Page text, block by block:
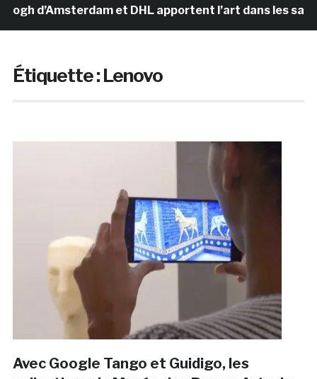
d’Amsterdam et DHL apportent l’art dans les salles
Étiquette :Lenovo
Avec Google Tango et Guidigo, les